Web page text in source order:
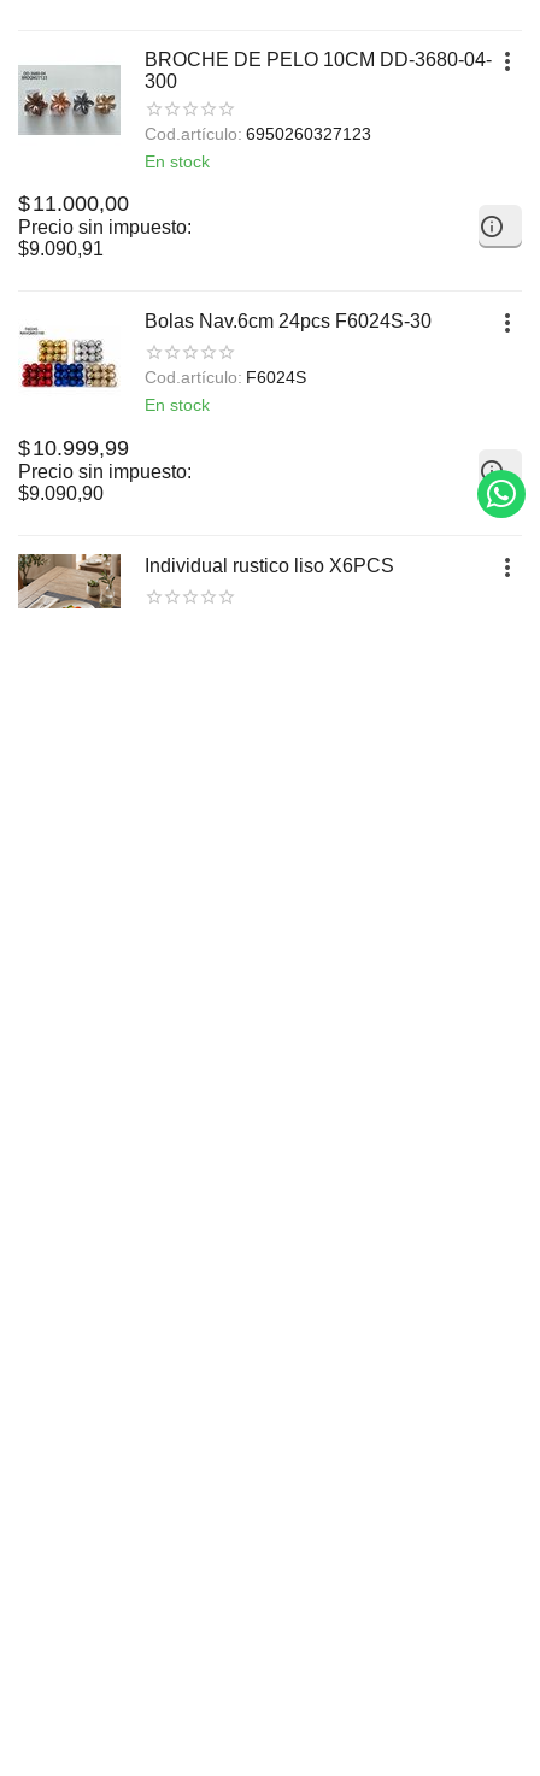
BROCHE DE PELO 10CM DD-3680-04-
300
Cod.artículo: 6950260327123
En stock
$11.000,00
Precio sin impuesto:
$9.090,91
Bolas Nav.6cm 24pcs F6024S-30
Cod.artículo: F6024S
En stock
$10.999,99
Precio sin impuesto:
$9.090,90
Individual rustico liso X6PCS